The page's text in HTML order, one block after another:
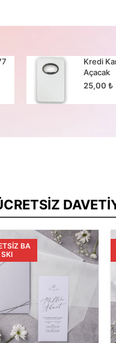
Kredi
Açacak
25,00₺
BA
SKI